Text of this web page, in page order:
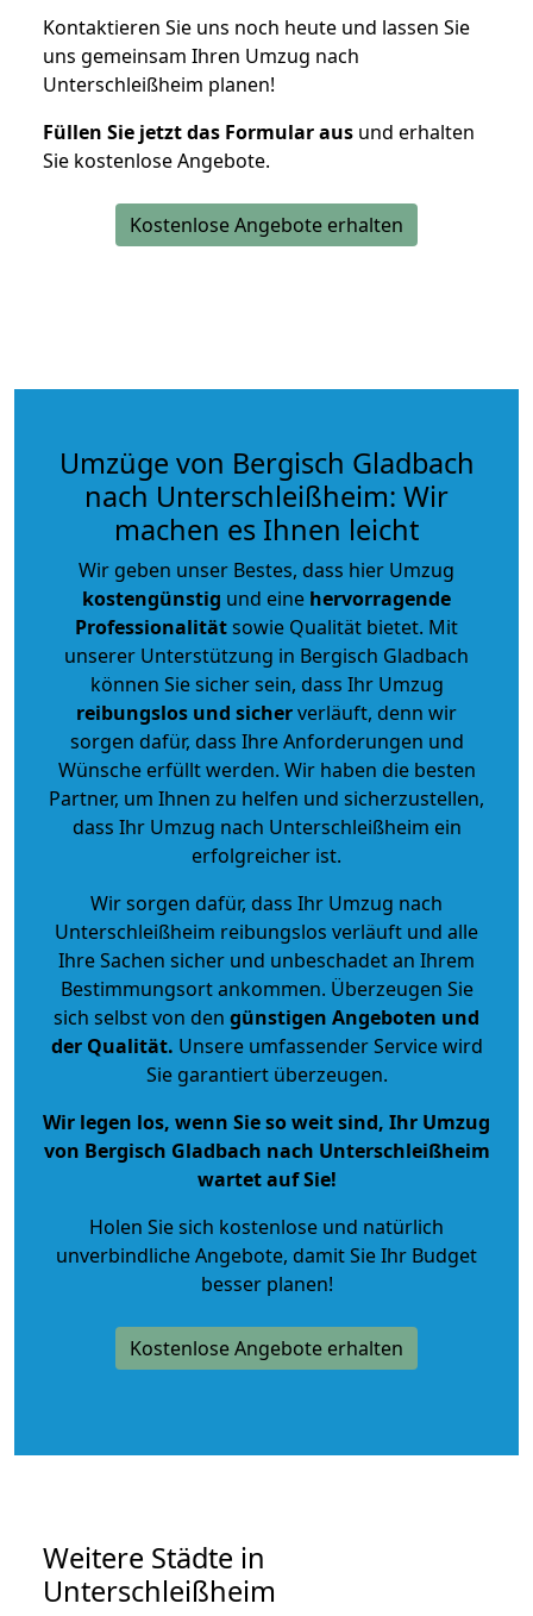
Kontaktieren Sie uns noch heute und lassen Sie
uns gemeinsam Ihren Umzug nach
Unterschleißheim planen!
Füllen Sie jetzt das Formular aus und erhalten
Sie kostenlose Angebote.
Kostenlose Angebote erhalten
Umzüge von Bergisch Gladbach
nach Unterschleißheim: Wir
machen es Ihnen leicht
Wir geben unser Bestes, dass hier Umzug
kostengünstig und eine hervorragende
Professionalitätsowie Qualität bietet. Mit
unserer Unterstützung in Bergisch Gladbach
können Sie sicher sein, dass Ihr Umzug
reibungslos und sicherverläuft, denn wir
sorgen dafür, dass Ihre Anforderungen und
Wünsche erfüllt werden. Wir haben die besten
Partner, um Ihnen zu helfen und sicherzustellen,
dass Ihr Umzug nach Unterschleißheim ein
erfolgreicher ist.
Wir sorgen dafür, dass Ihr Umzug nach
Unterschleißheim reibungslos verläuft und alle
Ihre Sachen sicher und unbeschadet an Ihrem
Bestimmungsort ankommen. Überzeugen Sie
sich selbst von den günstigen Angeboten und
der Qualität. Unsere umfassender Service wird
Sie garantiert überzeugen.
Wir legen los, wenn Sie so weit sind, Ihr Umzug
von Bergisch Gladbach nach Unterschleißheim
wartet auf Sie!
Holen Sie sich kostenlose und natürlich
unverbindliche Angebote, damit Sie Ihr Budget
besser planen!
Kostenlose Angebote erhalten
Weitere Städte in
Unterschleißheim